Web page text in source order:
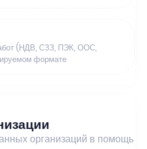
(НДВ, СЗЗ, ПЭК, ООС,
формате
организаций в помощь